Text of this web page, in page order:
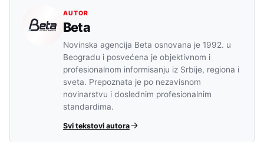
AUTOR
Beta
Novinska agencija Beta osnovana je 1992. u
Beogradu i posvećena je objektivnom i
profesionalnom informisanju iz Srbije, regiona i
sveta. Prepoznata je po nezavisnom
novinarstvu i doslednim profesionalnim
standardima.
Svi tekstovi autora